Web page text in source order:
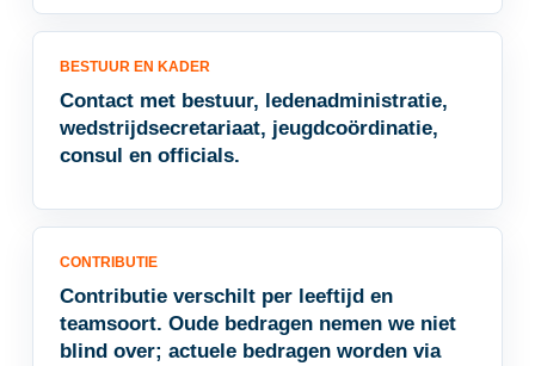
BESTUUR EN KADER
Contact met bestuur, ledenadministratie,
wedstrijdsecretariaat, jeugdcoördinatie,
consul en officials.
CONTRIBUTIE
Contributie verschilt per leeftijd en
teamsoort. Oude bedragen nemen we niet
blind over; actuele bedragen worden via